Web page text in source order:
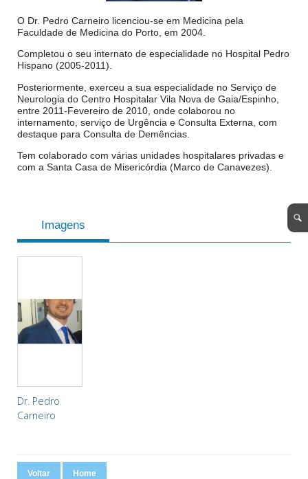
O Dr. Pedro Carneiro licenciou-se em Medicina pela
Faculdade de Medicina do Porto, em 2004.
Completou o seu internato de especialidade no Hospital Pedro
Hispano (2005-2011).
Posteriormente, exerceu a sua especialidade no Serviço de
Neurologia do Centro Hospitalar Vila Nova de Gaia/Espinho,
entre 2011-Fevereiro de 2010, onde colaborou no
internamento, serviço de Urgência e Consulta Externa, com
destaque para Consulta de Demências.
Tem colaborado com várias unidades hospitalares privadas e
com a Santa Casa de Misericórdia (Marco de Canavezes).
Imagens
Dr. Pedro
Carneiro
Voltar Home